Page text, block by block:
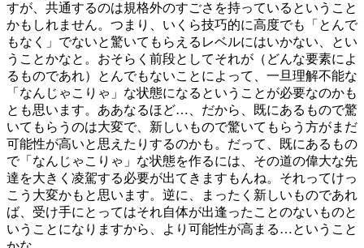
すが、共通するのは規格外のすごさを持っているということ
かもしれません。つまり、いくら技巧的に高度でも「とんで
もなく」でないと驚いてもらえるレベルにはいかない、とい
うことかなと。おそらく前段としてそれが（どんな要素によ
るものであれ）とんでもないことによって、一旦理解不能な
「なんじゃこりゃ」な状態になるということが必要なのかも
とも思います。ああなるほど…、だから、既にあるもので驚
いてもらうのは大変で、新しいもので驚いてもらう方がまだ
可能性が高いと思えたりするのかも。だって、既にあるもの
で「なんじゃこりゃ」な状態を作るには、その道の偉大な先
達を大きく凌駕する必要が出てきますもんね。それってけっ
こう大変かもと思います。逆に、まったく新しいものであれ
ば、受け手にとってはそれ自体が出逢ったことのないものと
いうことになりますから、より可能性が高まる…ということ